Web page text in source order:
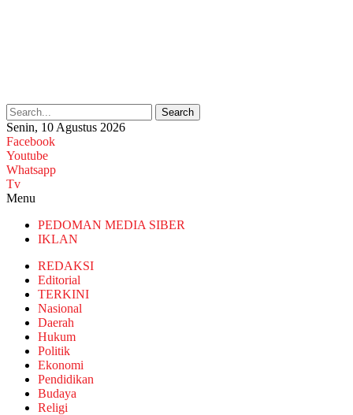
Search
Senin, 10 Agustus 2026
Facebook
Youtube
Whatsapp
Tv
Menu
PEDOMAN MEDIA SIBER
IKLAN
REDAKSI
Editorial
TERKINI
Nasional
Daerah
Hukum
Politik
Ekonomi
Pendidikan
Budaya
Religi